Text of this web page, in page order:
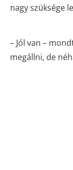
nagy szüksége
– Jól van –
megállni, de